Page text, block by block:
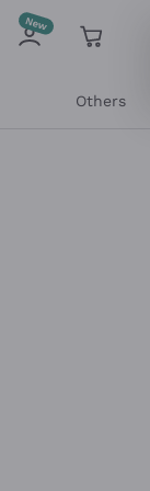
Others